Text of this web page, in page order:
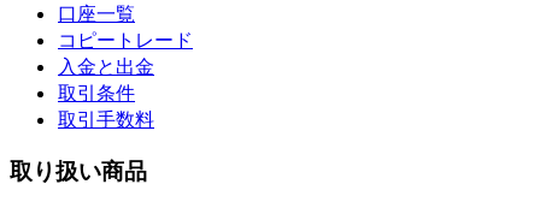
口座一覧
コピートレード
入金と出金
取引条件
取引手数料
取り扱い商品